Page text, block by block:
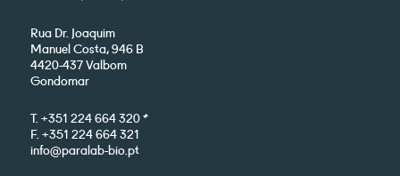
Rua Dr. Joaquim
Manuel Costa, 946 B
4420-437 Valbom
Gondomar
T. +351 224 664 320 *
F. +351 224 664 321
info@paralab-bio.pt